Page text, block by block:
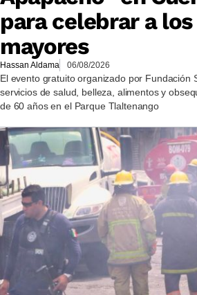
para celebrar a
mayores
Hassan Aldama 06/08/2026
El evento gratuito organizado por Fundación
servicios de salud, belleza, alimentos y
de 60 años en el Parque Tlaltenango